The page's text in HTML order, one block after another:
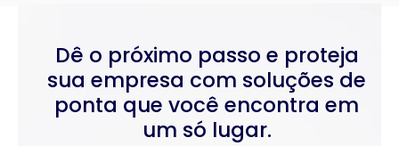
Dê o próximo passo e proteja
sua empresa com soluções de
ponta que você encontra em
um só lugar.